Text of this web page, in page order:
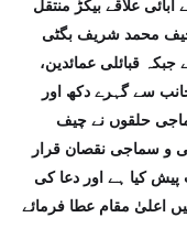
علاقے بیکڑ منتقل
چیف محمد شریف بگٹی
قبائلی عمائدین،
سے گہرے دکھ اور
حلقوں نے چیف
و سماجی نقصان قرار
کیا ہے اور دعا کی
اعلیٰ مقام عطا فرمائے